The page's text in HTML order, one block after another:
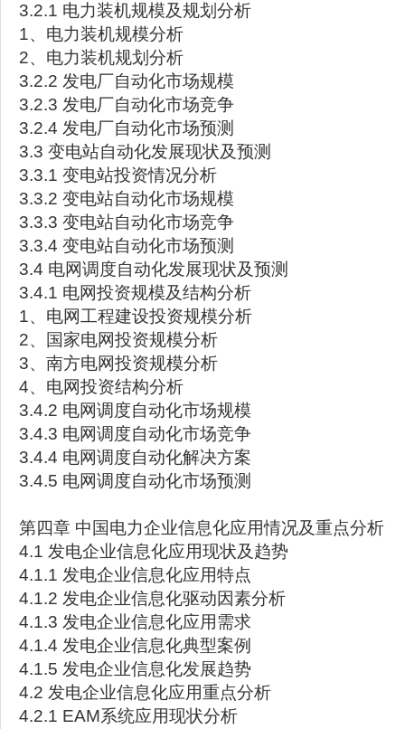
3.2.1 电力装机规模及规划分析
1、电力装机规模分析
2、电力装机规划分析
3.2.2 发电厂自动化市场规模
3.2.3 发电厂自动化市场竞争
3.2.4 发电厂自动化市场预测
3.3 变电站自动化发展现状及预测
3.3.1 变电站投资情况分析
3.3.2 变电站自动化市场规模
3.3.3 变电站自动化市场竞争
3.3.4 变电站自动化市场预测
3.4 电网调度自动化发展现状及预测
3.4.1 电网投资规模及结构分析
1、电网工程建设投资规模分析
2、国家电网投资规模分析
3、南方电网投资规模分析
4、电网投资结构分析
3.4.2 电网调度自动化市场规模
3.4.3 电网调度自动化市场竞争
3.4.4 电网调度自动化解决方案
3.4.5 电网调度自动化市场预测
第四章 中国电力企业信息化应用情况及重点分析
4.1 发电企业信息化应用现状及趋势
4.1.1 发电企业信息化应用特点
4.1.2 发电企业信息化驱动因素分析
4.1.3 发电企业信息化应用需求
4.1.4 发电企业信息化典型案例
4.1.5 发电企业信息化发展趋势
4.2 发电企业信息化应用重点分析
4.2.1 EAM系统应用现状分析